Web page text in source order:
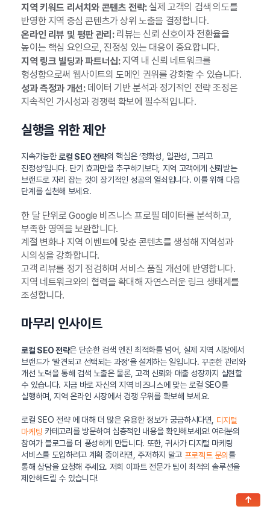
지역 키워드 리서치와 콘텐츠 전략:실제 고객의 검색 의도를
반영한 지역 중심 콘텐츠가 상위 노출을 결정합니다.
온라인 리뷰 및 평판 관리:리뷰는 신뢰 신호이자 전환율을
높이는 핵심 요인으로, 진정성 있는 대응이 중요합니다.
지역 링크 빌딩과 파트너십:지역 내 신뢰 네트워크를
형성함으로써 웹사이트의 도메인 권위를 강화할 수 있습니다.
성과 측정과 개선:데이터 기반 분석과 정기적인 전략 조정은
지속적인 가시성과 경쟁력 확보에 필수적입니다.
실행을 위한 제안
지속가능한 로컬 SEO 전략의 핵심은 ‘정확성, 일관성, 그리고
진정성’입니다. 단기 효과만을 추구하기보다, 지역 고객에게 신뢰받는
브랜드로 자리 잡는 것이 장기적인 성공의 열쇠입니다. 이를 위해 다음
단계를 실천해 보세요.
한 달 단위로 Google 비즈니스 프로필 데이터를 분석하고,
부족한 영역을 보완합니다.
계절 변화나 지역 이벤트에 맞춘 콘텐츠를 생성해 지역성과
시의성을 강화합니다.
고객 리뷰를 정기 점검하며 서비스 품질 개선에 반영합니다.
지역 네트워크와의 협력을 확대해 자연스러운 링크 생태계를
조성합니다.
마무리 인사이트
로컬 SEO 전략은 단순한 검색 엔진 최적화를 넘어, 실제 지역 시장에서
브랜드가 ‘발견되고 선택되는 과정’을 설계하는 일입니다. 꾸준한 관리와
개선 노력을 통해 검색 노출은 물론, 고객 신뢰와 매출 성장까지 실현할
수 있습니다. 지금 바로 자신의 지역 비즈니스에 맞는 로컬 SEO를
실행하며, 지역 온라인 시장에서 경쟁 우위를 확보해 보세요.
로컬 SEO 전략 에 대해 더 많은 유용한 정보가 궁금하시다면, 디지털
마케팅 카테고리를 방문하여 심층적인 내용을 확인해보세요! 여러분의
참여가 블로그를 더 풍성하게 만듭니다. 또한, 귀사가 디지털 마케팅
서비스를 도입하려고 계획 중이라면, 주저하지 말고 프로젝트 문의 를
통해 상담을 요청해 주세요. 저희 이파트 전문가 팀이 최적의 솔루션을
제안해드릴 수 있습니다!
↑